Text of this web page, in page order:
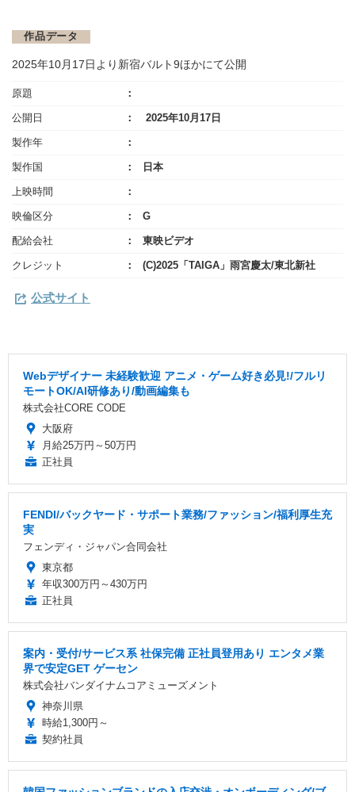
作品データ
2025年10月17日より新宿バルト9ほかにて公開
原題
公開日 2025年10月17日
製作年
製作国 日本
上映時間
映倫区分 G
配給会社 東映ビデオ
クレジット (C)2025「TAIGA」雨宮慶太/東北新社
公式サイト
Webデザイナー 未経験歓迎 アニメ・ゲーム好き必見!/フルリ
モートOK/AI研修あり/動画編集も
株式会社CORE CODE
大阪府
月給25万円～50万円
正社員
FENDI/バックヤード・サポート業務/ファッション/福利厚生充
実
フェンディ・ジャパン合同会社
東京都
年収300万円～430万円
正社員
案内・受付/サービス系 社保完備 正社員登用あり エンタメ業
界で安定GET ゲーセン
株式会社バンダイナムコアミューズメント
神奈川県
時給1,300円～
契約社員